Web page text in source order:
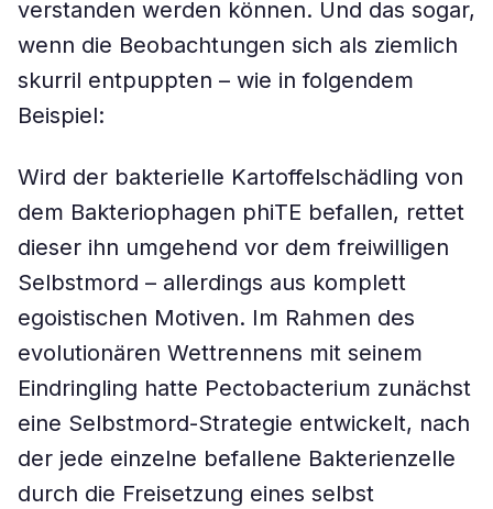
verstanden werden können. Und das sogar,
wenn die Beobachtungen sich als ziemlich
skurril entpuppten – wie in folgendem
Beispiel:
Wird der bakterielle Kartoffelschädling von
dem Bakteriophagen phiTE befallen, rettet
dieser ihn umgehend vor dem freiwilligen
Selbstmord – allerdings aus komplett
egoistischen Motiven. Im Rahmen des
evolutionären Wettrennens mit seinem
Eindringling hatte Pectobacterium zunächst
eine Selbstmord-Strategie entwickelt, nach
der jede einzelne befallene Bakterienzelle
durch die Freisetzung eines selbst